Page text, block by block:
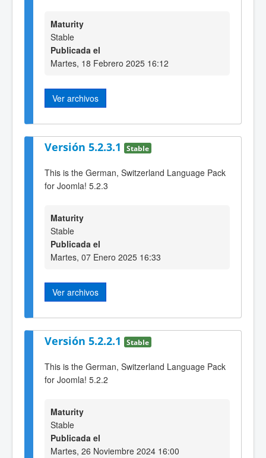
Maturity
Stable
Publicada el
Martes, 18 Febrero 2025 16:12
Ver archivos
Versión 5.2.3.1 Stable
This is the German, Switzerland Language Pack
for Joomla! 5.2.3
Maturity
Stable
Publicada el
Martes, 07 Enero 2025 16:33
Ver archivos
Versión 5.2.2.1 Stable
This is the German, Switzerland Language Pack
for Joomla! 5.2.2
Maturity
Stable
Publicada el
Martes, 26 Noviembre 2024 16:00